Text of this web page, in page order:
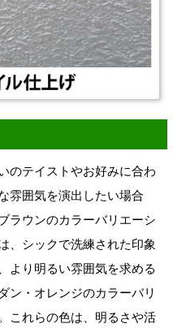
のテイストやお好みに合わ
雰囲気を演出したい場合
ラウンのカラーバリエーシ
、シックで洗練された印象
より明るい雰囲気を求める
ン・オレンジのカラーバリ
これらの色は、明るさや活